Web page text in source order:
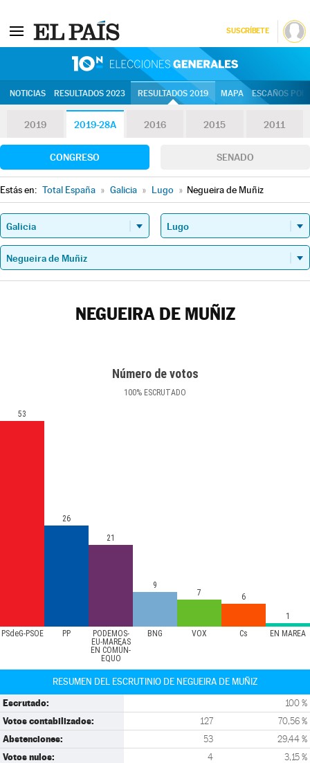
SUSCRÍBETE
NOTICIAS RESULTADOS 2023 RESULTADOS 2019 MAPA ESCAÑOS
2019 2019-28A 2016 2015 2011
CONGRESO SENADO
Estás en: Total España » Galicia » Lugo » Negueira de Muñiz
NEGUEIRA DE MUÑIZ
Número de votos
100% ESCRUTADO
PSdeG-PSOE PP
PODEMOS-
EU-MAREAS
EN COMÚN-
EQUO
BNG VOX Cs EN MAREA
53
26
21
9
7
6
1
RESUMEN DEL ESCRUTINIO DE NEGUEIRA DE MUÑIZ
Escrutado: 100 %
Votos contabilizados: 127 70,56 %
Abstenciones: 53 29,44 %
Votos nulos: 4 3,15 %